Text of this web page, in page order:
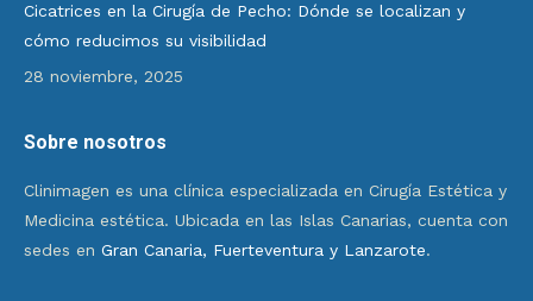
Cicatrices en la Cirugía de Pecho: Dónde se localizan y
cómo reducimos su visibilidad
28 noviembre, 2025
Sobre nosotros
Clinimagen es una clínica especializada en Cirugía Estética y
Medicina estética. Ubicada en las Islas Canarias, cuenta con
sedes en Gran Canaria, Fuerteventura y Lanzarote.